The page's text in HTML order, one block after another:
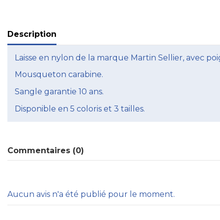
Description
Laisse en nylon de la marque Martin Sellier, avec
Mousqueton carabine.
Sangle garantie 10 ans.
Disponible en 5 coloris et 3 tailles.
Commentaires (0)
Aucun avis n'a été publié pour le moment.